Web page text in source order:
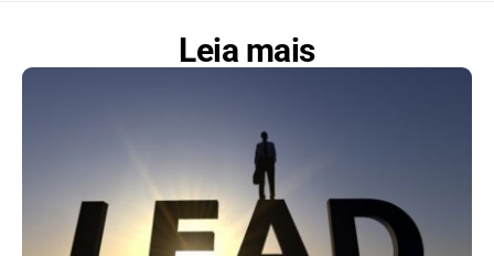
Leia mais